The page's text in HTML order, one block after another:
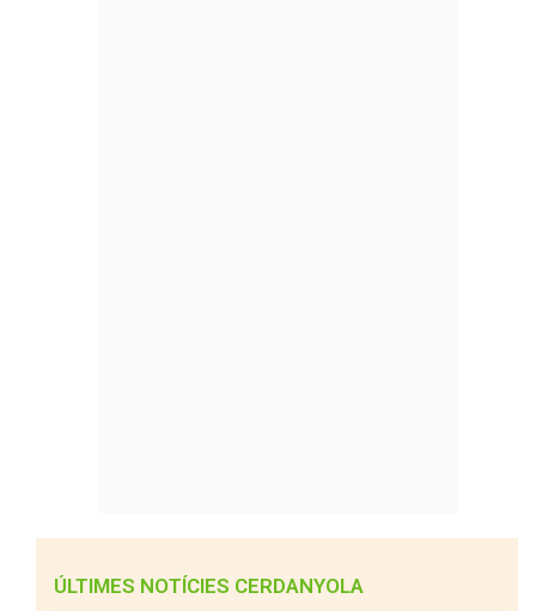
ÚLTIMES NOTÍCIES CERDANYOLA